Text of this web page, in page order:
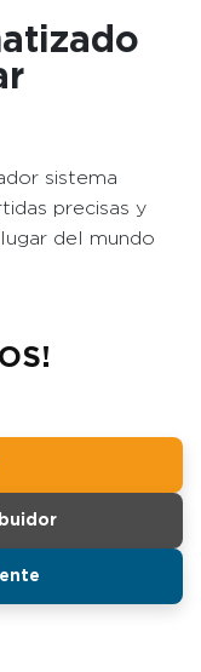
sistema
precisas y
del mundo